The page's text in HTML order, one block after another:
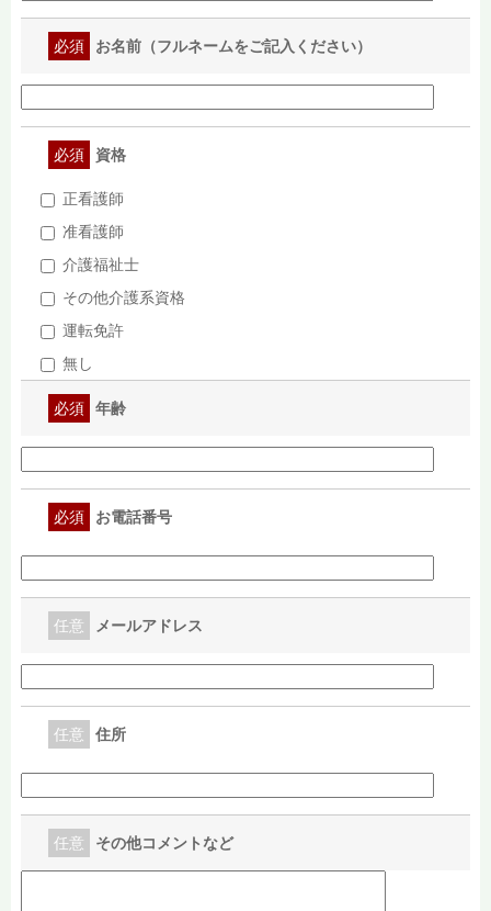
必須 お名前（フルネームをご記入ください）
必須 資格
正看護師
准看護師
介護福祉士
その他介護系資格
運転免許
無し
必須 年齢
必須 お電話番号
任意 メールアドレス
任意 住所
任意 その他コメントなど